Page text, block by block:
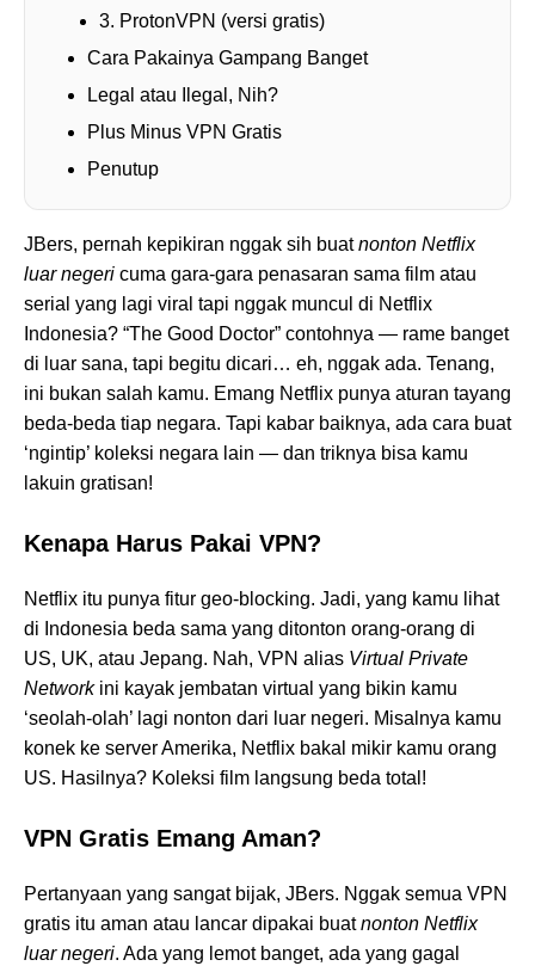
3. ProtonVPN (versi gratis)
Cara Pakainya Gampang Banget
Legal atau Ilegal, Nih?
Plus Minus VPN Gratis
Penutup
JBers, pernah kepikiran nggak sih buatnonton Netflix
luar negeri cuma gara-gara penasaran sama film atau
serial yang lagi viral tapi nggak muncul di Netflix
Indonesia? “The Good Doctor” contohnya — rame banget
di luar sana, tapi begitu dicari… eh, nggak ada. Tenang,
ini bukan salah kamu. Emang Netflix punya aturan tayang
beda-beda tiap negara. Tapi kabar baiknya, ada cara buat
‘ngintip’ koleksi negara lain — dan triknya bisa kamu
lakuin gratisan!
Kenapa Harus Pakai VPN?
Netflix itu punya fitur geo-blocking. Jadi, yang kamu lihat
di Indonesia beda sama yang ditonton orang-orang di
US, UK, atau Jepang. Nah, VPN alias Virtual Private
Networkini kayak jembatan virtual yang bikin kamu
‘seolah-olah’ lagi nonton dari luar negeri. Misalnya kamu
konek ke server Amerika, Netflix bakal mikir kamu orang
US. Hasilnya? Koleksi film langsung beda total!
VPN Gratis Emang Aman?
Pertanyaan yang sangat bijak, JBers. Nggak semua VPN
gratis itu aman atau lancar dipakai buatnonton Netflix
luar negeri. Ada yang lemot banget, ada yang gagal